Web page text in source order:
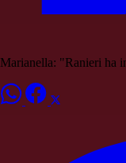
Marianella: "Ranieri ha